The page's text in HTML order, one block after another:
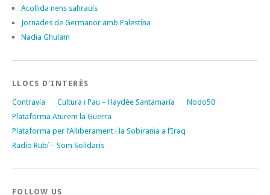
Acollida nens sahrauís
Jornades de Germanor amb Palestina
Nadia Ghulam
LLOCS D'INTERÈS
Contravía Cultura i Pau – Haydée Santamaría
Nodo50
Plataforma Aturem la Guerra
Plataforma per l’Alliberament i la Sobirania a l’Iraq
Radio Rubí – Som Solidaris
FOLLOW US